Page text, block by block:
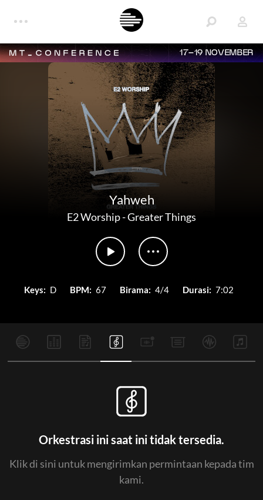
17–19 NOVEMBER
Yahweh
E2 Worship-Greater Things
Keys: D BPM: 67 Birama: 4/4 Durasi: 7:02
Orkestrasi ini saat ini tidak tersedia.
Klik di sini untuk mengirimkan permintaan kepada tim
kami.